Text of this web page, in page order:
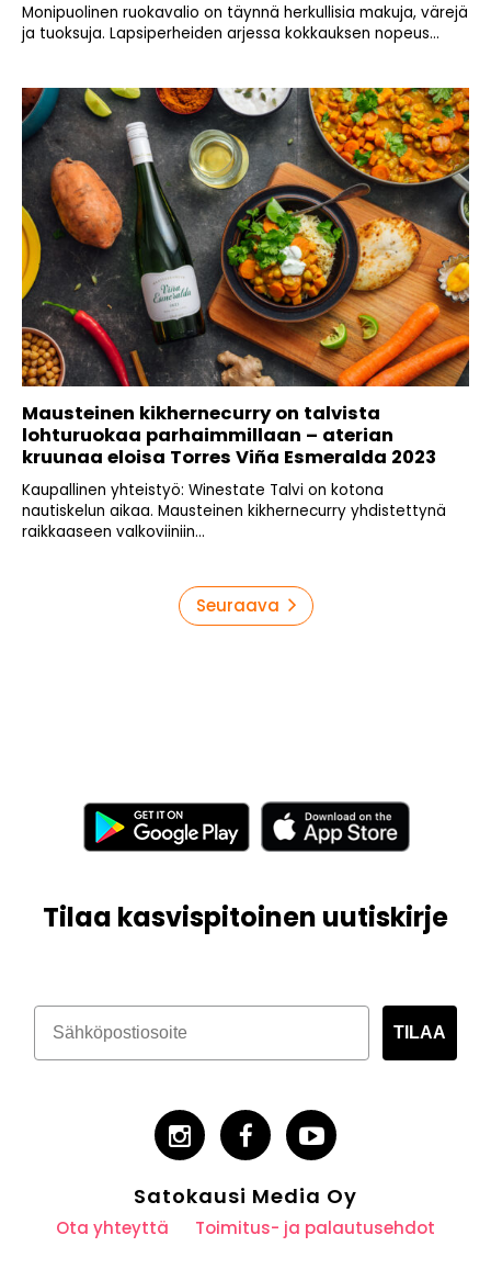
Monipuolinen ruokavalio on täynnä herkullisia makuja, värejä
ja tuoksuja. Lapsiperheiden arjessa kokkauksen nopeus...
Mausteinen kikhernecurry on talvista
lohturuokaa parhaimmillaan – aterian
kruunaa eloisa Torres Viña Esmeralda 2023
Kaupallinen yhteistyö: Winestate Talvi on kotona
nautiskelun aikaa. Mausteinen kikhernecurry yhdistettynä
raikkaaseen valkoviiniin...
Seuraava
Tilaa kasvispitoinen uutiskirje
TILAA
Satokausi Media Oy
Ota yhteyttä Toimitus- ja palautusehdot